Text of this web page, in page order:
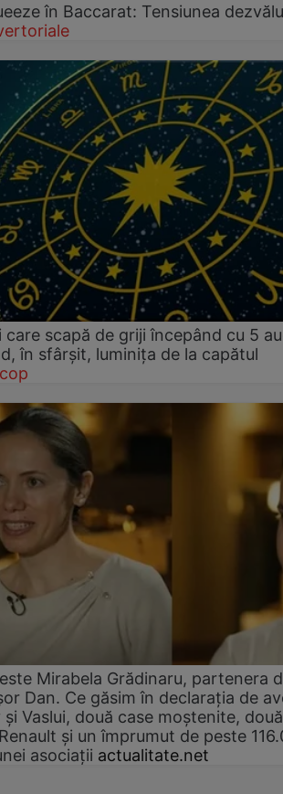
în Baccarat: Tensiunea
care scapă de griji începând cu 5
în sfârșit, luminița de la capătul
Mirabela Grădinaru, partenera
Dan. Ce găsim în declarația de
Vaslui, două case moștenite, două
și un împrumut de peste
asociații actualitate.net